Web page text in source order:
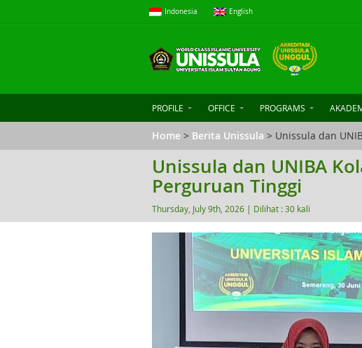
Indonesia English
PROFILE OFFICE PROGRAMS
Home > Berita Unissula > Unissula dan
Unissula dan UNIBA
Perguruan Tinggi
Thursday, July 9th, 2026 | Dilihat : 30 kali